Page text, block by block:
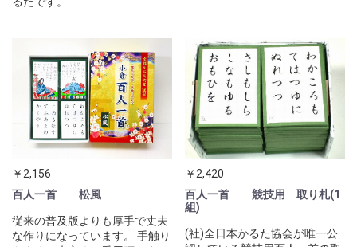
￥2,156
百人一首 松風
従来の普及版よりも厚手で丈夫
な作りになっています。 手触り
￥2,420
百人一首 競技用 取り札(1
組)
(社)全日本かるた協会が唯一公